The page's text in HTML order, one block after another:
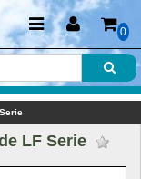
0
LF Serie